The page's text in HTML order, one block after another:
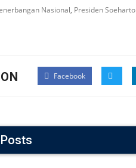
Nasional, Presiden Soeharto
Facebook